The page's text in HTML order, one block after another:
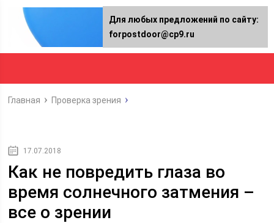
Главная Проверка зрения
17.07.2018
Как не повредить глаза во
время солнечного затмения –
все о зрении
Для любых предложений по сайту:
forpostdoor@cp9.ru